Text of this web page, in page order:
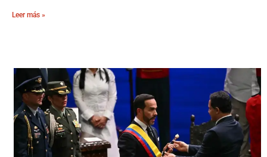
Leer más »